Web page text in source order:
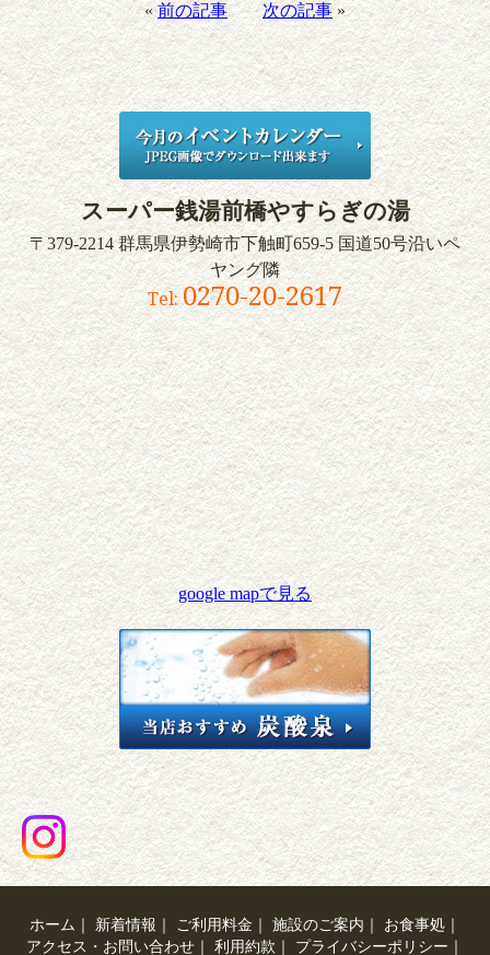
«前の記事 次の記事»
スーパー銭湯前橋やすらぎの湯
〒379-2214群馬県伊勢崎市下触町659-5国道50号沿いペ
ヤング隣
Tel:0270-20-2617
google mapで見る
ホーム ｜ 新着情報 ｜ ご利用料金 ｜ 施設のご案内 ｜ お食事処 ｜
アクセス・お問い合わせ ｜ 利用約款 ｜ プライバシーポリシー ｜